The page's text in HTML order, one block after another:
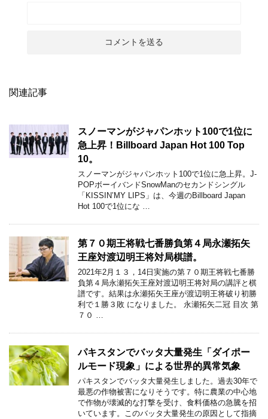
関連記事
スノーマンがジャパンホット100で1位に
急上昇！Billboard Japan Hot 100 Top
10。
スノーマンがジャパンホット100で1位に急上昇。J-
POPボーイバンドSnowManのセカンドシングル
「KISSIN’MY LIPS」は、今週のBillboard Japan
Hot 100で1位にな …
第７０期王将戦七番勝負第４局永瀬拓矢
王座対渡辺明王将対局棋譜。
2021年2月１３，14日実施の第７０期王将戦七番勝
負第４局永瀬拓矢王座対渡辺明王将対局の講評と棋
譜です。結果は永瀬拓矢王座が渡辺明王将破り初勝
利で１勝３敗 になりました。 永瀬拓矢二冠 目次 第
７０ …
パキスタンでバッタ大量発生「ダイポー
ルモード現象」による世界的異常気象
パキスタンでバッタ大量発生しました。過去30年で
最悪の作物被害になりそうです。特に農業の中心地
で作物が壊滅的な打撃を受け、食料価格の急騰を招
いています。このバッタ大量発生の原因として指摘